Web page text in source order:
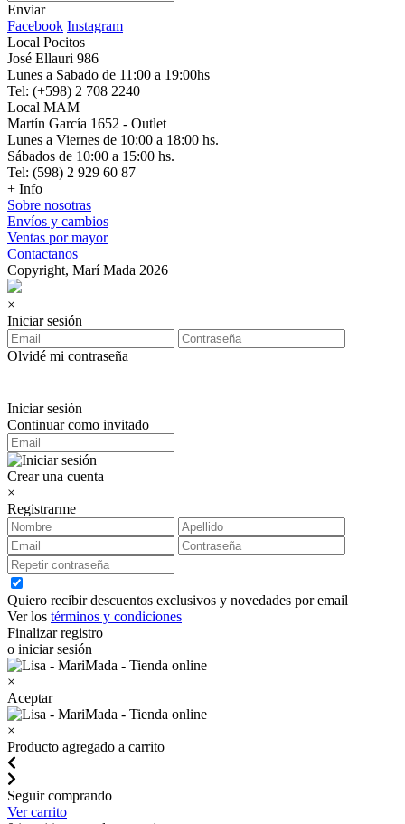
Enviar
Facebook Instagram
Local Pocitos
José Ellauri 986
Lunes a Sabado de 11:00 a 19:00hs
Tel: (+598) 2 708 2240
Local MAM
Martín García 1652 - Outlet
Lunes a Viernes de 10:00 a 18:00 hs.
Sábados de 10:00 a 15:00 hs.
Tel: (598) 2 929 60 87
+ Info
Sobre nosotras
Envíos y cambios
Ventas por mayor
Contactanos
Copyright, Marí Mada 2026
×
Iniciar sesión
Olvidé mi contraseña
Iniciar sesión
Continuar como invitado
Crear una cuenta
×
Registrarme
Quiero recibir descuentos exclusivos y novedades por email
Ver los términos y condiciones
Finalizar registro
o iniciar sesión
×
Aceptar
×
Producto agregado a carrito
Seguir comprando
Ver carrito